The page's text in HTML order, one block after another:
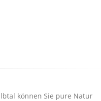
können Sie pure Natur